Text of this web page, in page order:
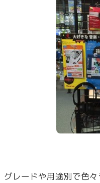
グレードや用途別で色々